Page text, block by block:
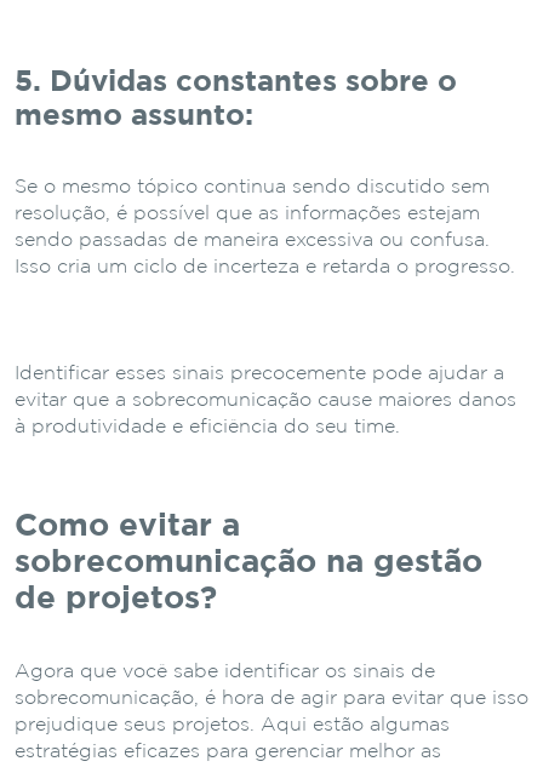
5. Dúvidas constantes sobre o
mesmo assunto:
Se o mesmo tópico continua sendo discutido sem
resolução, é possível que as informações estejam
sendo passadas de maneira excessiva ou confusa.
Isso cria um ciclo de incerteza e retarda o progresso.
Identificar esses sinais precocemente pode ajudar a
evitar que a sobrecomunicação cause maiores danos
à produtividade e eficiência do seu time.
Como evitar a
sobrecomunicação na gestão
de projetos?
Agora que você sabe identificar os sinais de
sobrecomunicação, é hora de agir para evitar que isso
prejudique seus projetos. Aqui estão algumas
estratégias eficazes para gerenciar melhor as